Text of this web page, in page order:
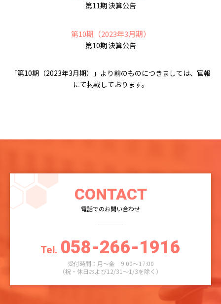
第11期 決算公告
第10期（2023年3月期）
第10期 決算公告
「第10期（2023年3月期）」より前のものにつきましては、官報
にて掲載しております。
CONTACT
電話でのお問い合わせ
Tel. 058-266-1916
受付時間：月～金 9:00～17:00
（祝・休日および12/31～1/3を除く）